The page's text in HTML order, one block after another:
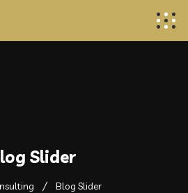
Slider
Blog Slider